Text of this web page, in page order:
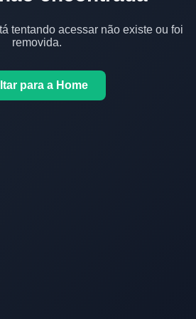
tentando acessar não existe ou foi
removida.
para a Home